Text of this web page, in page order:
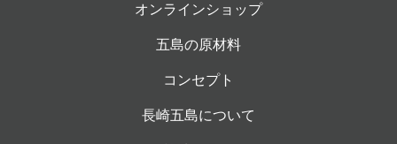
オンラインショップ
五島の原材料
コンセプト
長崎五島について